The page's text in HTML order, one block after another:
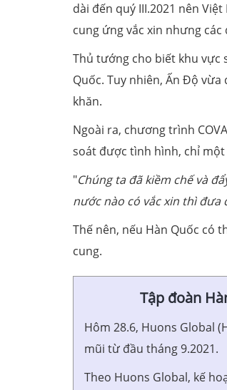
dài đến quý III.2021 nên
cung ứng vắc xin nhưng
Thủ tướng cho biết khu vực
Quốc. Tuy nhiên, Ấn Độ
khăn.
Ngoài ra, chương trình
soát được tình hình, chỉ một
"Chúng ta đã kiềm chế và
nước nào có vắc xin thì
Thế nên, nếu Hàn Quốc có
cung.
Tập đoàn
Hôm 28.6, Huons Global
mũi từ đầu tháng 9.2021.
Theo Huons Global, kế